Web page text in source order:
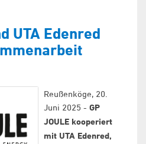
UTA Edenred
Reußenköge, 20.
Juni 2025 - GP
JOULE kooperiert
mit UTA Edenred,